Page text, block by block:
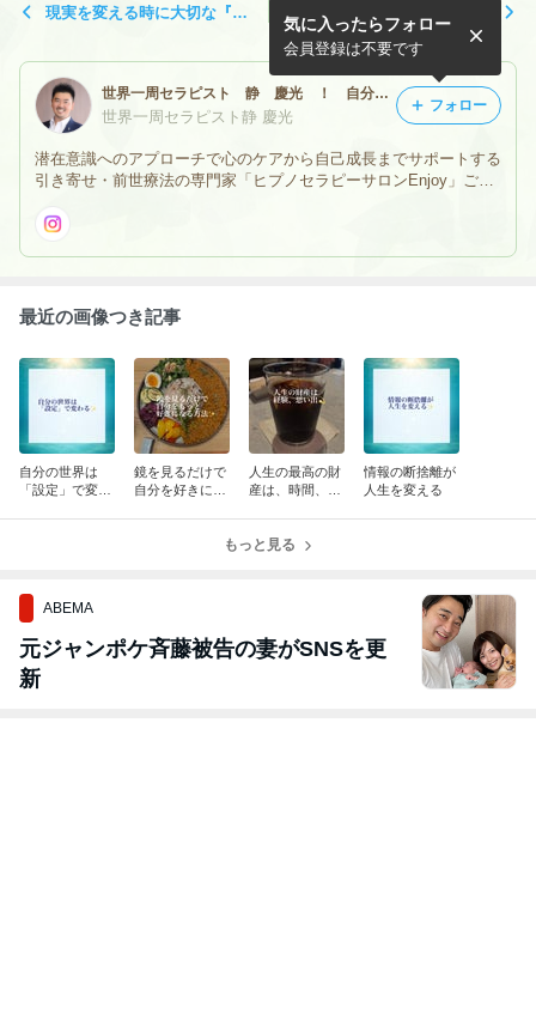
現実を変える時に大切な『習
世界一周セラピスト 静 慶光 ！ 自分の前世を思い出せる前世療法（ヒプノセラピー）！ 前世療法の専門家！
世界一周セラピスト静 慶光
潜在意識へのアプローチで心のケアから自己成長までサポートする
引き寄せ・前世療法の専門家「ヒプノセラピーサロンEnjoy」ご予
（完全予約制）※当面の間オンラインセッションのみの対応。
気に入ったらフォロー
会員登録は不要です
フォロー
最近の画像つき記事
自分の世界は
「設定」で変わ
鏡を見るだけで
自分を好きにな
人生の最高の財
産は、時間、経
情報の断捨離が
人生を変える
もっと見る
ABEMA
元ジャンポケ斉藤被告の妻がSNSを更
新